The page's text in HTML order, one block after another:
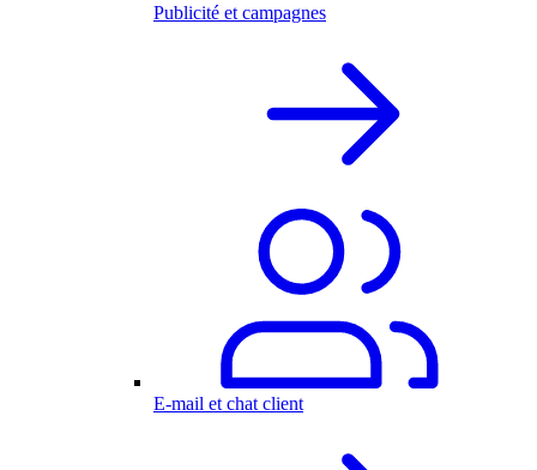
Publicité et campagnes
E-mail et chat client